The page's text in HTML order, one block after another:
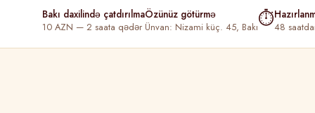
Bakı daxilində çatdırılma
10 AZN — 2 saata qədər
Özünüz götürmə
Ünvan: Nizami küç. 45, Bakı⏱48